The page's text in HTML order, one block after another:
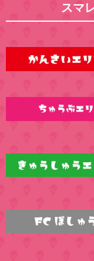
スマ